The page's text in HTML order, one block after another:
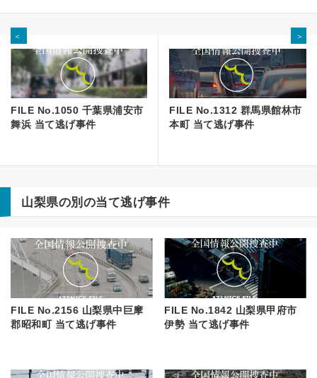
＜
FILE No.1050 千葉県浦安市
舞浜 当て逃げ事件
＞
FILE No.1312 群馬県館林市
本町 当て逃げ事件
山梨県の別の当て逃げ事件
FILE No.2156 山梨県中巨摩
郡昭和町 当て逃げ事件
FILE No.1842 山梨県甲府市
伊勢 当て逃げ事件